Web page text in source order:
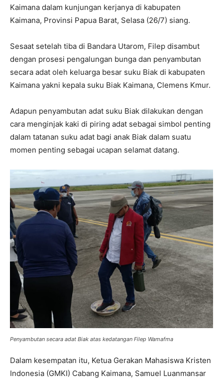
Kaimana dalam kunjungan kerjanya di kabupaten
Kaimana, Provinsi Papua Barat, Selasa (26/7) siang.
Sesaat setelah tiba di Bandara Utarom, Filep disambut
dengan prosesi pengalungan bunga dan penyambutan
secara adat oleh keluarga besar suku Biak di kabupaten
Kaimana yakni kepala suku Biak Kaimana, Clemens Kmur.
Adapun penyambutan adat suku Biak dilakukan dengan
cara menginjak kaki di piring adat sebagai simbol penting
dalam tatanan suku adat bagi anak Biak dalam suatu
momen penting sebagai ucapan selamat datang.
Penyambutan secara adat Biak atas kedatangan Filep Wamafma
Dalam kesempatan itu, Ketua Gerakan Mahasiswa Kristen
Indonesia (GMKI) Cabang Kaimana, Samuel Luanmansar